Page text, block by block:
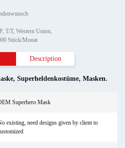
T/T, Western Union,
Stück/Monat
Description
, Superheldenkostüme, Masken.
Superhero Mask
existing, need designs given by client to